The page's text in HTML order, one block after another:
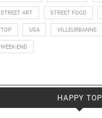
STREET ART STREET FOOD
TOP USA VILLEURBANNE
WEEK-END
HAPPY TOP